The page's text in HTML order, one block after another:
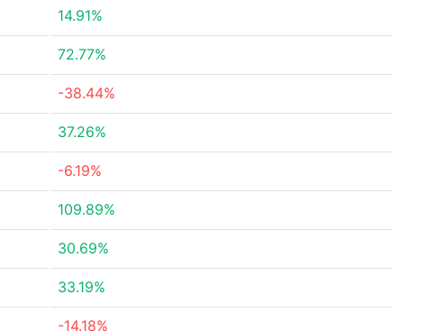
14.91%
72.77%
-38.44%
37.26%
-6.19%
109.89%
30.69%
33.19%
-14.18%